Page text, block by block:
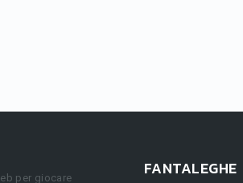
per giocare FANTALEGHE